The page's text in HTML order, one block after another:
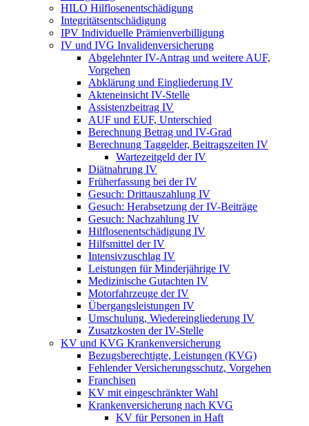
HILO Hilflosenentschädigung
Integritätsentschädigung
IPV Individuelle Prämienverbilligung
IV und IVG Invalidenversicherung
Abgelehnter IV-Antrag und weitere AUF,
Vorgehen
Abklärung und Eingliederung IV
Akteneinsicht IV-Stelle
Assistenzbeitrag IV
AUF und EUF, Unterschied
Berechnung Betrag und IV-Grad
Berechnung Taggelder, Beitragszeiten IV
Wartezeitgeld der IV
Diätnahrung IV
Früherfassung bei der IV
Gesuch: Drittauszahlung IV
Gesuch: Herabsetzung der IV-Beiträge
Gesuch: Nachzahlung IV
Hilflosenentschädigung IV
Hilfsmittel der IV
Intensivzuschlag IV
Leistungen für Minderjährige IV
Medizinische Gutachten IV
Motorfahrzeuge der IV
Übergangsleistungen IV
Umschulung, Wiedereingliederung IV
Zusatzkosten der IV-Stelle
KV und KVG Krankenversicherung
Bezugsberechtigte, Leistungen (KVG)
Fehlender Versicherungsschutz, Vorgehen
Franchisen
KV mit eingeschränkter Wahl
Krankenversicherung nach KVG
KV für Personen in Haft